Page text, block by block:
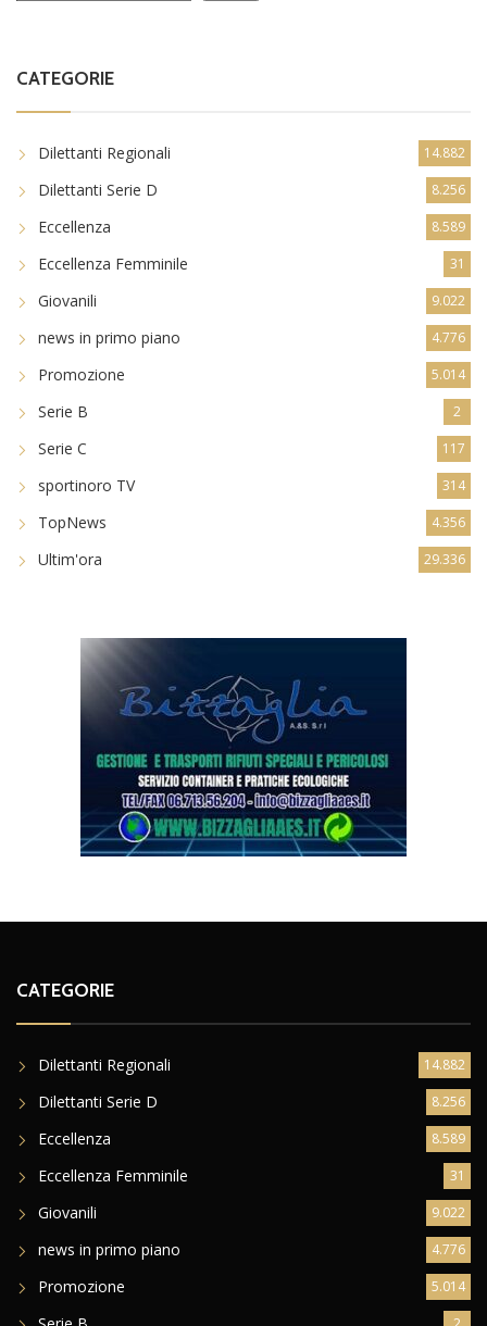
CATEGORIE
Dilettanti Regionali 14.882
Dilettanti Serie D 8.256
Eccellenza 8.589
Eccellenza Femminile 31
Giovanili 9.022
news in primo piano 4.776
Promozione 5.014
Serie B 2
Serie C 117
sportinoro TV 314
TopNews 4.356
Ultim'ora 29.336
CATEGORIE
Dilettanti Regionali 14.882
Dilettanti Serie D 8.256
Eccellenza 8.589
Eccellenza Femminile 31
Giovanili 9.022
news in primo piano 4.776
Promozione 5.014